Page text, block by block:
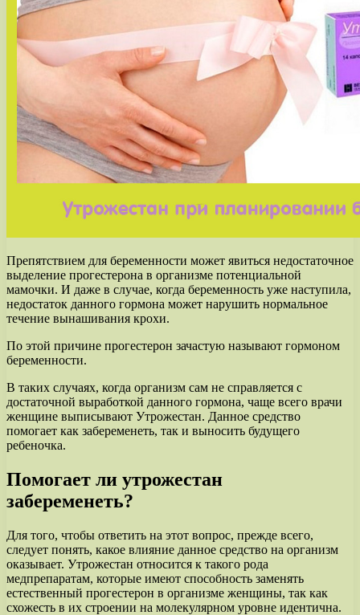
Препятствием для беременности может явиться недостаточное
выделение прогестерона в организме потенциальной
мамочки. И даже в случае, когда беременность уже наступила,
недостаток данного гормона может нарушить нормальное
течение вынашивания крохи.
По этой причине прогестерон зачастую называют гормоном
беременности.
В таких случаях, когда организм сам не справляется с
достаточной выработкой данного гормона, чаще всего врачи
женщине выписывают Утрожестан. Данное средство
помогает как забеременеть, так и выносить будущего
ребеночка.
Помогает ли утрожестан
забеременеть?
Для того, чтобы ответить на этот вопрос, прежде всего,
следует понять, какое влияние данное средство на организм
оказывает. Утрожестан относится к такого рода
медпрепаратам, которые имеют способность заменять
естественный прогестерон в организме женщины, так как
схожесть в их строении на молекулярном уровне идентична.